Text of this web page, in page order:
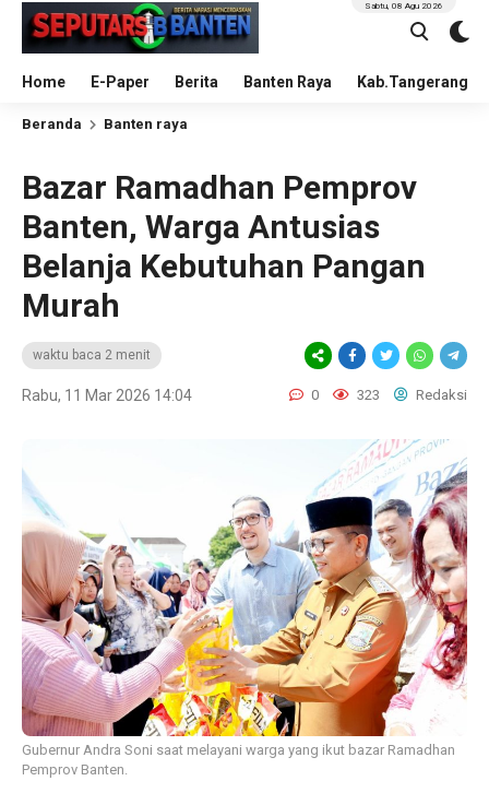
Home E-Paper Berita Banten Raya Kab.Tangerang
Sabtu, 08 Agu 2026
Beranda Banten raya
Bazar Ramadhan Pemprov
Banten, Warga Antusias
Belanja Kebutuhan Pangan
Murah
waktu baca 2 menit
Rabu, 11 Mar 2026 14:04 0 323 Redaksi
Gubernur Andra Soni saat melayani warga yang ikut bazar Ramadhan
Pemprov Banten.